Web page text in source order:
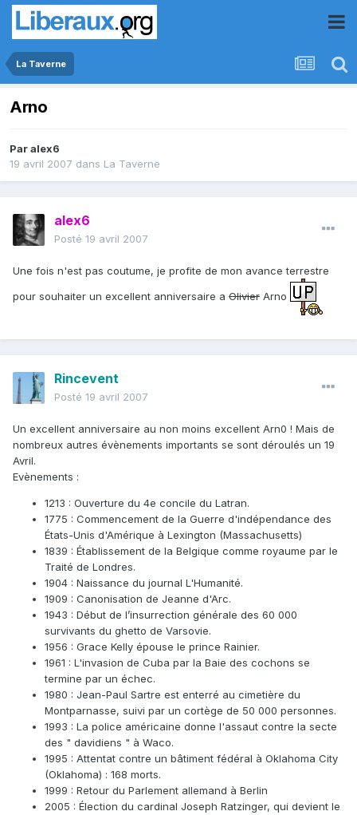
La Taverne
Arno
Paralex6
19 avril 2007 dans La Taverne
alex6
Posté 19 avril 2007
Une fois n'est pas coutume, je profite de mon avance terrestre
pour souhaiter un excellent anniversaire a Olivier Arno
Rincevent
Posté 19 avril 2007
Un excellent anniversaire au non moins excellent Arn0 ! Mais de
nombreux autres évènements importants se sont déroulés un 19
Avril.
Evènements :
1213 : Ouverture du 4e concile du Latran.
1775 : Commencement de la Guerre d'indépendance des
États-Unis d'Amérique à Lexington (Massachusetts)
1839 : Établissement de la Belgique comme royaume par le
Traité de Londres.
1904 : Naissance du journal L'Humanité.
1909 : Canonisation de Jeanne d'Arc.
1943 : Début de l’insurrection générale des 60 000
survivants du ghetto de Varsovie.
1956 : Grace Kelly épouse le prince Rainier.
1961 : L'invasion de Cuba par la Baie des cochons se
termine par un échec.
1980 : Jean-Paul Sartre est enterré au cimetière du
Montparnasse, suivi par un cortège de 50 000 personnes.
1993 : La police américaine donne l'assaut contre la secte
des " davidiens " à Waco.
1995 : Attentat contre un bâtiment fédéral à Oklahoma City
(Oklahoma) : 168 morts.
1999 : Retour du Parlement allemand à Berlin
2005 : Élection du cardinal Joseph Ratzinger, qui devient le